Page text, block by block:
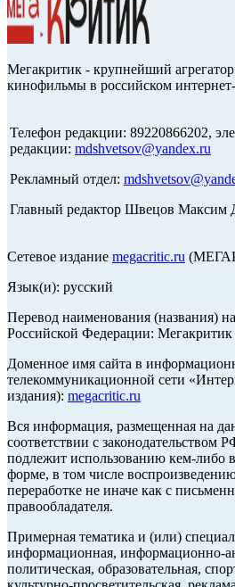
Мегакритик - крупнейший
кинофильмы в российском
Телефон редакции: 89220866202,
редакции: mdshvetsov@yandex.ru
Рекламный отдел:
Главный редактор Швецов Максим
Сетевое издание megacritic.ru
Язык(и): русский
Перевод наименования (названия)
Российской Федерации: Мегакритик
Доменное имя сайта в
телекоммуникационной сети
издания): megacritic.ru
Вся информация, размещенная на
соответствии с законодательством
подлежит использованию кем-либо
форме, в том числе
переработке не иначе как с
правообладателя.
Примерная тематика и (или)
информационная, информационно-
политическая, образовательная,